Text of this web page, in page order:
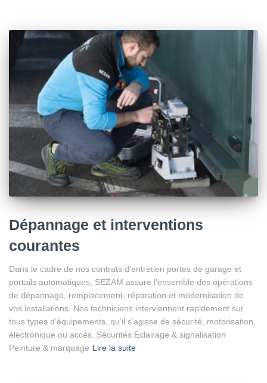
Dépannage et interventions
courantes
Dans le cadre de nos contrats d’entretien portes de garage et
portails automatiques, SEZAM assure l’ensemble des opérations
de dépannage, remplacement, réparation et modernisation de
vos installations. Nos techniciens interviennent rapidement sur
tous types d’équipements, qu’il s’agisse de sécurité, motorisation,
électronique ou accès. Sécurités Éclairage & signalisation
Peinture & marquage Lire la suite